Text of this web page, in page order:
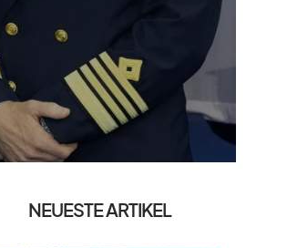
NEUESTE ARTIKEL